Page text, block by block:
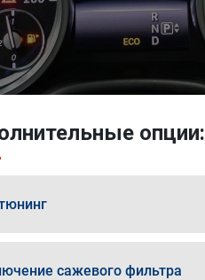
опции:
сажевого фильтра